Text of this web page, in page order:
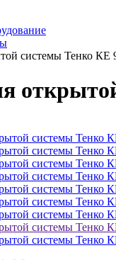
системы Тенко КЕ